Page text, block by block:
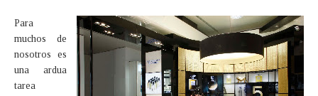
Para
muchos de
nosotros es
una ardua
tarea